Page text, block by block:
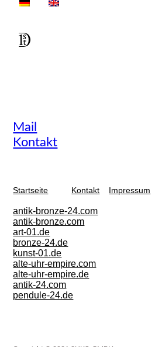
Mail
Kontakt
Startseite Kontakt Impressum
antik-bronze-24.com
antik-bronze.com
art-01.de
bronze-24.de
kunst-01.de
alte-uhr-empire.com
alte-uhr-empire.de
antik-24.com
pendule-24.de